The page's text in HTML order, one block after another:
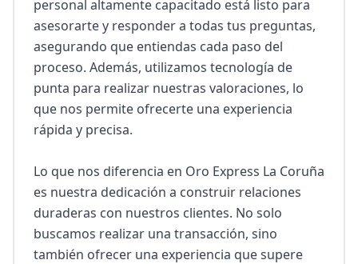
personal altamente capacitado está listo para
asesorarte y responder a todas tus preguntas,
asegurando que entiendas cada paso del
proceso. Además, utilizamos tecnología de
punta para realizar nuestras valoraciones, lo
que nos permite ofrecerte una experiencia
rápida y precisa.
Lo que nos diferencia en Oro Express La Coruña
es nuestra dedicación a construir relaciones
duraderas con nuestros clientes. No solo
buscamos realizar una transacción, sino
también ofrecer una experiencia que supere